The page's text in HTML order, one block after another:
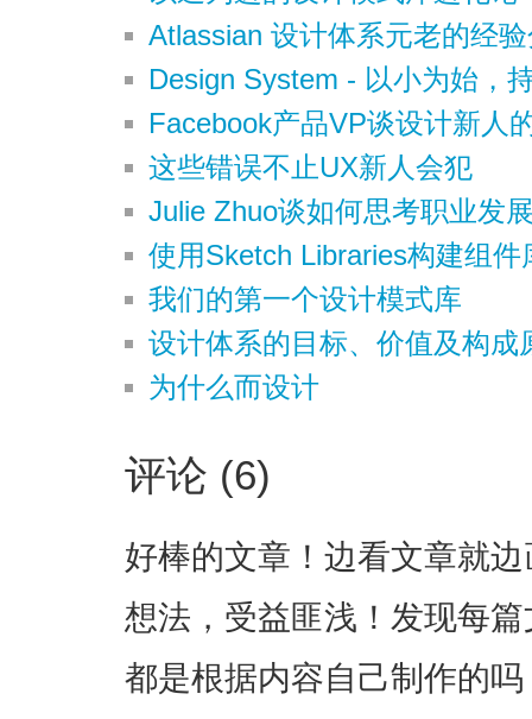
Atlassian 设计体系元老的经
Design System - 以小为始，
Facebook产品VP谈设计新人
这些错误不止UX新人会犯
Julie Zhuo谈如何思考职业发
使用Sketch Libraries构建组件
我们的第一个设计模式库
设计体系的目标、价值及构成
为什么而设计
评论 (6)
好棒的文章！边看文章就
想法，受益匪浅！发现每
都是根据内容自己制作的吗